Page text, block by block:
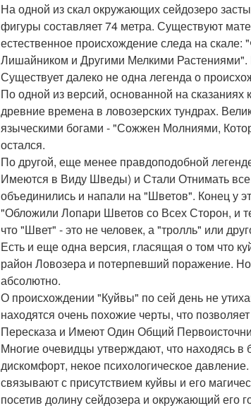
На одной из скал окружающих сейдозеро
фигуры составляет 74 метра. Существуют
естественное происхождение следа на
Лишайником и Другими Мелкими
Существует далеко не одна легенда о
По одной из версий, основанной на
древние времена в ловозерских тундрах.
языческими богами - "Сожжен Молниями,
остался.
По другой, еще менее правдоподобной
Имеются в Виду Шведы) и Стали Отнимать
объединились и напали на "Шветов". Конец у
"Обложили Лопари Шветов со Всех Сторон, и
что "Швет" - это не человек, а "тролль" или
Есть и еще одна версия, гласящая о том что
район Ловозера и потерпевший поражение.
абсолютно.
О происхождении "Куйвы" по сей день не
находятся очень похожие черты, что
Пересказа и Имеют Один Общий
Многие очевидцы утверждают, что находясь в
дискомфорт, некое психологическое
связывают с присутствием куйвы и его
посетив долину сейдозера и окружающий его